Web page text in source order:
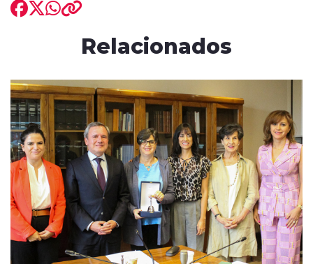
Relacionados